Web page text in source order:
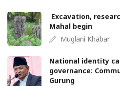
Excavation,
Mahal begin
Muglani Khabar
National identity
governance:
Gurung